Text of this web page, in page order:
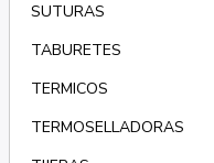
SUTURAS
TABURETES
TERMICOS
TERMOSELLADORAS